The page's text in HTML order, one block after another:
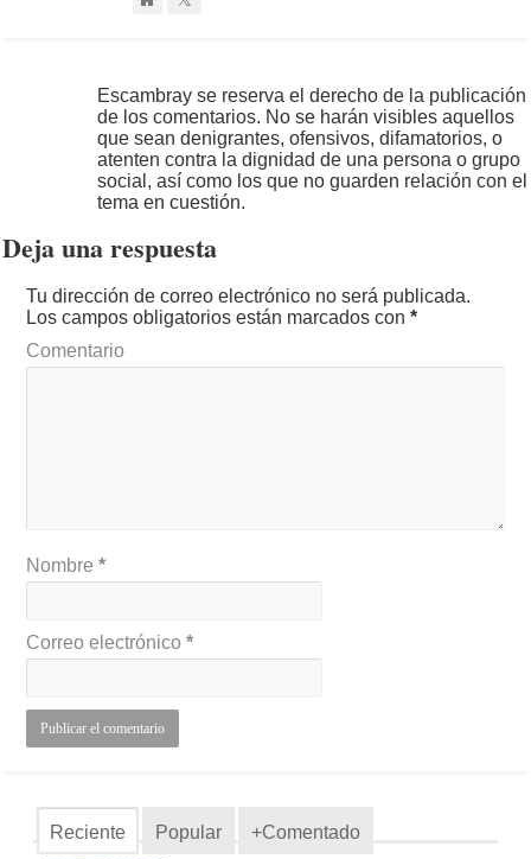
Escambray se reserva el derecho de la publicación
de los comentarios. No se harán visibles aquellos
que sean denigrantes, ofensivos, difamatorios, o
atenten contra la dignidad de una persona o grupo
social, así como los que no guarden relación con el
tema en cuestión.
Deja una respuesta
Tu dirección de correo electrónico no será publicada.
Los campos obligatorios están marcados con*
Comentario
Nombre*
Correo electrónico*
Reciente Popular +Comentado